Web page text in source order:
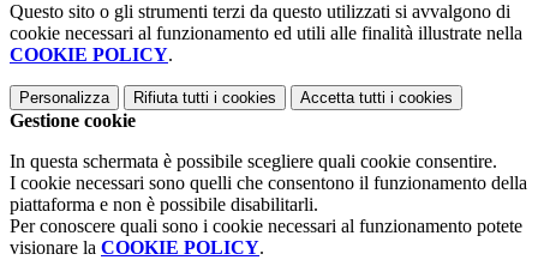
Questo sito o gli strumenti terzi da questo utilizzati si avvalgono di
cookie necessari al funzionamento ed utili alle finalità illustrate nella
COOKIE POLICY.
Personalizza Rifiuta tutti i cookies Accetta tutti i cookies
Gestione cookie
In questa schermata è possibile scegliere quali cookie consentire.
I cookie necessari sono quelli che consentono il funzionamento della
piattaforma e non è possibile disabilitarli.
Per conoscere quali sono i cookie necessari al funzionamento potete
visionare la COOKIE POLICY.